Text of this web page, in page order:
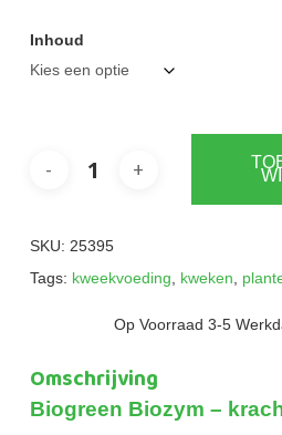
Inhoud
SKU: 25395
Tags: kweekvoeding, kweken,
Op Voorraad 3-5
Omschrijving
Biogreen Biozym –